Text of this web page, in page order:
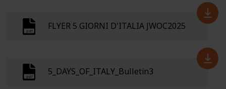
FLYER 5 GIORNI D'ITALIA JWOC2025
5_DAYS_OF_ITALY_Bulletin3